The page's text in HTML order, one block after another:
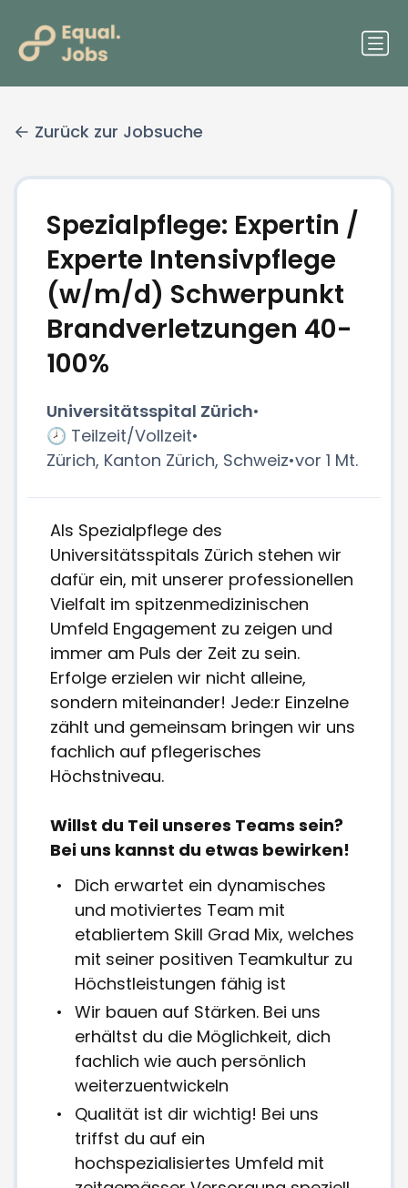
Zurück zur Jobsuche
Spezialpflege: Expertin /
Experte Intensivpflege
(w/m/d) Schwerpunkt
Brandverletzungen 40-
100%
Universitätsspital Zürich•
🕗 Teilzeit/Vollzeit•
Zürich, Kanton Zürich, Schweiz•vor 1 Mt.
Als Spezialpflege des
Universitätsspitals Zürich stehen wir
dafür ein, mit unserer professionellen
Vielfalt im spitzenmedizinischen
Umfeld Engagement zu zeigen und
immer am Puls der Zeit zu sein.
Erfolge erzielen wir nicht alleine,
sondern miteinander! Jede:r Einzelne
zählt und gemeinsam bringen wir uns
fachlich auf pflegerisches
Höchstniveau.
Willst du Teil unseres Teams sein?
Bei uns kannst du etwas bewirken!
Dich erwartet ein dynamisches
und motiviertes Team mit
etabliertem Skill Grad Mix, welches
mit seiner positiven Teamkultur zu
Höchstleistungen fähig ist
Wir bauen auf Stärken. Bei uns
erhältst du die Möglichkeit, dich
fachlich wie auch persönlich
weiterzuentwickeln
Qualität ist dir wichtig! Bei uns
triffst du auf ein
hochspezialisiertes Umfeld mit